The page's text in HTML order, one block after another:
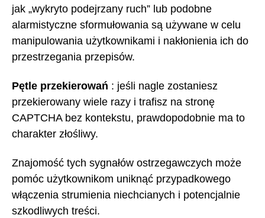
jak „wykryto podejrzany ruch” lub podobne
alarmistyczne sformułowania są używane w celu
manipulowania użytkownikami i nakłonienia ich do
przestrzegania przepisów.
Pętle przekierowań : jeśli nagle zostaniesz
przekierowany wiele razy i trafisz na stronę
CAPTCHA bez kontekstu, prawdopodobnie ma to
charakter złośliwy.
Znajomość tych sygnałów ostrzegawczych może
pomóc użytkownikom uniknąć przypadkowego
włączenia strumienia niechcianych i potencjalnie
szkodliwych treści.